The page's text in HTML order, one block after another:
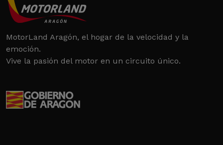
MotorLand Aragón, el hogar de la velocidad y la
emoción.
Vive la pasión del motor en un circuito único.